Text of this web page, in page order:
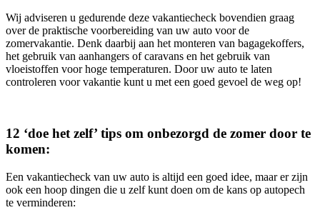
Wij adviseren u gedurende deze vakantiecheck bovendien graag
over de praktische voorbereiding van uw auto voor de
zomervakantie. Denk daarbij aan het monteren van bagagekoffers,
het gebruik van aanhangers of caravans en het gebruik van
vloeistoffen voor hoge temperaturen. Door uw auto te laten
controleren voor vakantie kunt u met een goed gevoel de weg op!
12 ‘doe het zelf’ tips om onbezorgd de zomer door te
komen:
Een vakantiecheck van uw auto is altijd een goed idee, maar er zijn
ook een hoop dingen die u zelf kunt doen om de kans op autopech
te verminderen: